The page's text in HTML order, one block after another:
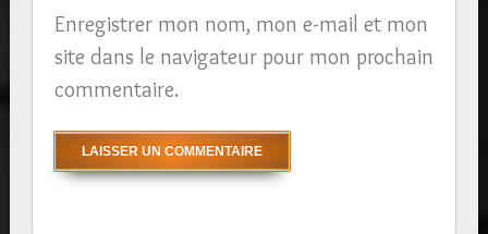
Enregistrer mon nom, mon e-mail et mon
site dans le navigateur pour mon prochain
commentaire.